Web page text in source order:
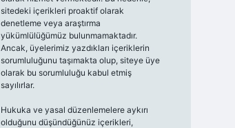
sitedeki içerikleri proaktif olarak
denetleme veya araştırma
yükümlülüğümüz bulunmamaktadır.
Ancak, üyelerimiz yazdıkları içeriklerin
sorumluluğunu taşımakta olup, siteye üye
olarak bu sorumluluğu kabul etmiş
sayılırlar.
Hukuka ve yasal düzenlemelere aykırı
olduğunu düşündüğünüz içerikleri,